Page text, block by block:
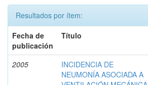
Resultados por ítem:
Fecha de
publicación
Título
2005
INCIDENCIA DE
NEUMONÍA ASOCIADA A